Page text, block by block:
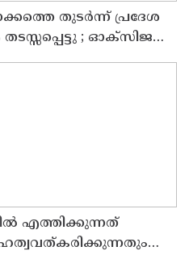
തു​ട​ർ​ന്ന് പ്ര​ദേ​ശ​
; ഓക്സിജൻ
രോഗി മരിച്ചു
എത്തിക്കുന്നത്